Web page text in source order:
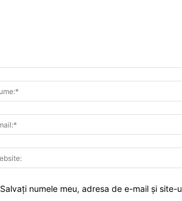
Salvați numele meu, adresa de e-mail și